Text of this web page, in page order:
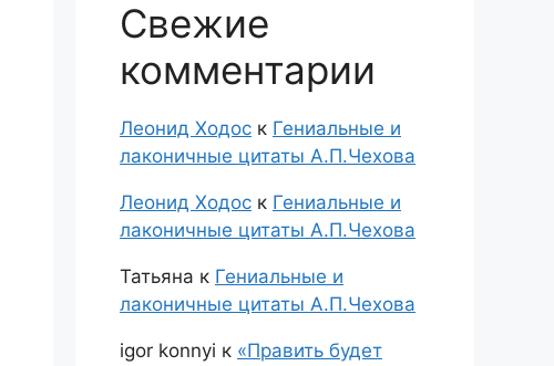
Свежие
комментарии
Леонид Ходос к Гениальные и
лаконичные цитаты А.П.Чехова
Леонид Ходос к Гениальные и
лаконичные цитаты А.П.Чехова
Татьяна к Гениальные и
лаконичные цитаты А.П.Чехова
igor konnyi к «Править будет